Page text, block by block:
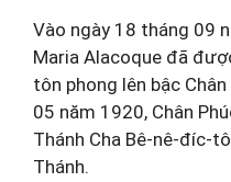
Vào ngày 18 tháng 09
Maria Alacoque đã
tôn phong lên bậc
05 năm 1920, Chân
Thánh Cha Bê-nê-đíc-
Thánh.